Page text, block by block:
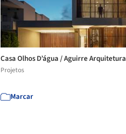
Casa Olhos D’água / Aguirre Arquitetura
Projetos
Marcar